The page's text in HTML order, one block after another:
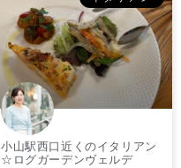
小山駅西口近くのイタリアン
☆ログガーデンヴェルデ